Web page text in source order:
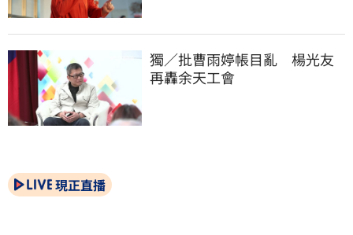
獨／批曹雨婷帳目亂　楊光友
再轟余天工會
現正直播